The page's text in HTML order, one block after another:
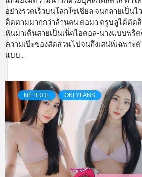
อย่างรวดเร็วบนโลกโซเชียล จนกลายเป็น
ติดตามมากกว่าล้านคน ต่อมา ครูบลูได้ตัด
หันมาเดินสายเป็นเน็ตไอดอล-นางแบบพริต
ความเป๊ะของสัดส่วน ไปจนถึงเสน่ห์เฉพาะ
แบบ...
NETIDOL ONLYFANS